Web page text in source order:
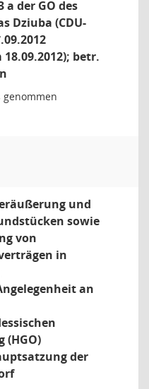
a der GO des
Dziuba (CDU-
betr.
genommen
und
sowie
von
in
an
(HGO)
der